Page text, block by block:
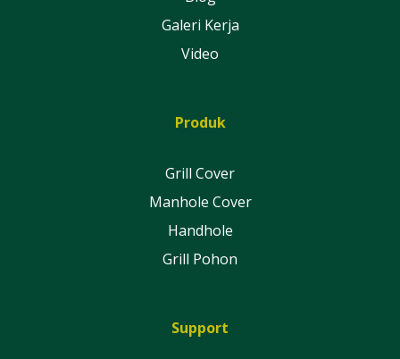
Galeri Kerja
Video
Produk
Grill Cover
Manhole Cover
Handhole
Grill Pohon
Support